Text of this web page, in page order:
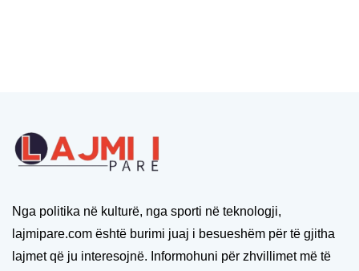
Nga politika në kulturë, nga sporti në teknologji,
lajmipare.com është burimi juaj i besueshëm për të gjitha
lajmet që ju interesojnë. Informohuni për zhvillimet më të